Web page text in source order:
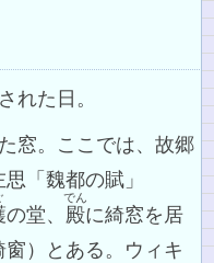
れた日。
窓。ここでは、故郷
「魏都の賦」
の堂、 殿
でん
に綺窓を居
）とある。ウィキ